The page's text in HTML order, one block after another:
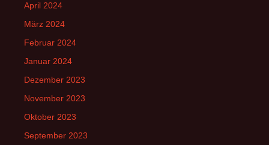
April 2024
März 2024
Februar 2024
Januar 2024
Dezember 2023
November 2023
Oktober 2023
September 2023